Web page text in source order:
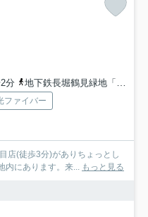
分
地下鉄長堀鶴見緑地「西長堀」駅 徒歩5分
ファイバー
店(徒歩3分)がありちょっとし
内にあります。来...
もっと見る